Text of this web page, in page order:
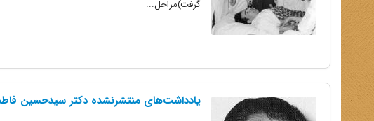
گرفت)مراحل...
یادداشت‌های منتشرنشده دکتر سیدحسین